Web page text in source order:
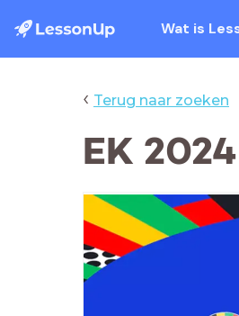
Wat is
‹ Terug naar zoeken
EK